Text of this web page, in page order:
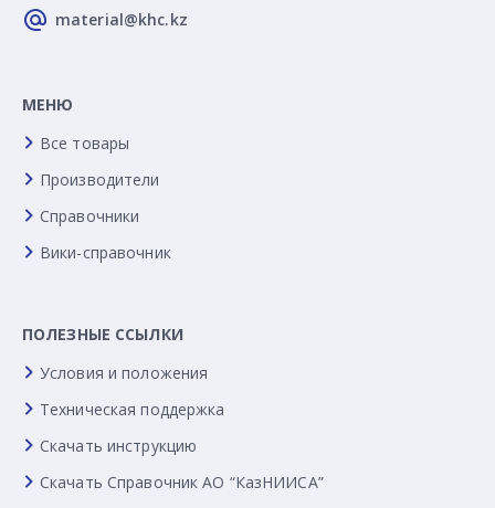
material@khc.kz
МЕНЮ
Все товары
Производители
Справочники
Вики-справочник
ПОЛЕЗНЫЕ ССЫЛКИ
Условия и положения
Техническая поддержка
Скачать инструкцию
Скачать Справочник АО “КазНИИСА”